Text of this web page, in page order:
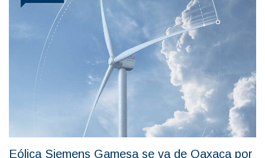
Eólica Siemens Gamesa se va de Oaxaca por